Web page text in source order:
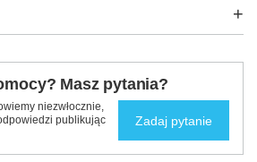
Masz pytania?
niezwłocznie,
publikując
Zadaj pytanie